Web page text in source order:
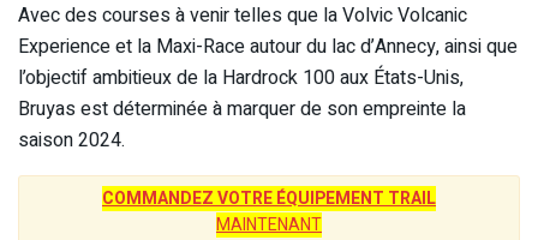
Avec des courses à venir telles que la Volvic Volcanic
Experience et la Maxi-Race autour du lac d’Annecy, ainsi que
l’objectif ambitieux de la Hardrock 100 aux États-Unis,
Bruyas est déterminée à marquer de son empreinte la
saison 2024.
COMMANDEZ VOTRE ÉQUIPEMENT TRAIL
MAINTENANT